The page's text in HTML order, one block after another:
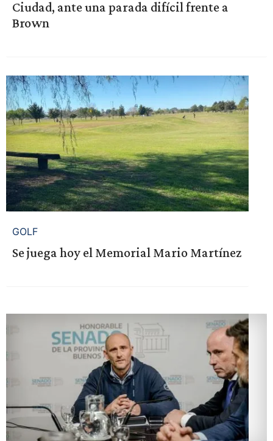
Ciudad, ante una parada difícil frente a
Brown
GOLF
Se juega hoy el Memorial Mario Martínez